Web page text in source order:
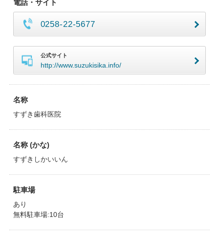
電話・サイト
0258-22-5677
公式サイト
http://www.suzukisika.info/
名称
すずき歯科医院
名称 (かな)
すずきしかいいん
駐車場
あり
無料駐車場:10台